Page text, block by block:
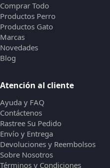
Comprar Todo
Productos Perro
Productos Gato
Marcas
Novedades
Blog
Atención al cliente
Ayuda y FAQ
Contáctenos
Rastree Su Pedido
Envío y Entrega
Devoluciones y Reembolsos
Sobre Nosotros
Términos y Condiciones